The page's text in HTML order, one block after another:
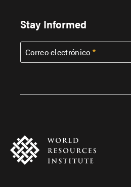
Stay Informed
Correo electrónico